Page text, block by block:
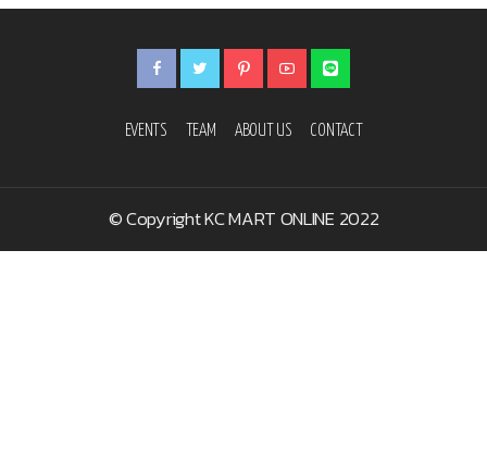
EVENTS TEAM ABOUT US CONTACT
© Copyright KC MART ONLINE 2022